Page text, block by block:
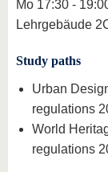
Mo 17:30 -
Lehrgebäude
Study paths
Urban
regulations
World
regulations